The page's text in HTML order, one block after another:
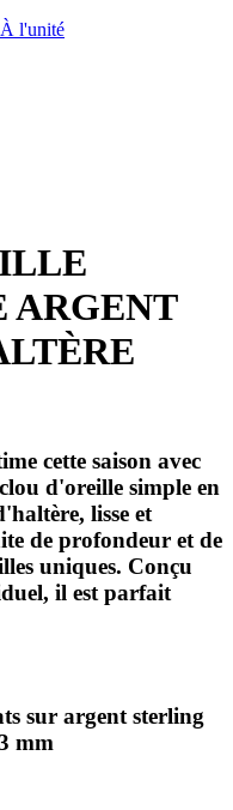
À l'unité
ARGENT
cette saison avec
d'oreille simple en
lisse et
de profondeur et de
uniques. Conçu
il est parfait
sur argent sterling
mm